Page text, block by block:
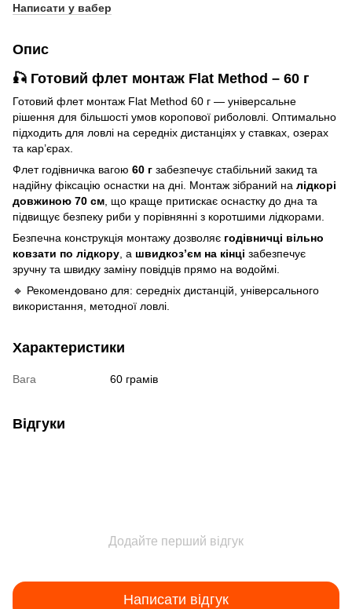
Написати у вабер
Опис
🎣 Готовий флет монтаж Flat Method – 60 г
Готовий флет монтаж Flat Method 60 г — універсальне
рішення для більшості умов коропової риболовлі. Оптимально
підходить для ловлі на середніх дистанціях у ставках, озерах
та кар’єрах.
Флет годівничка вагою 60 г забезпечує стабільний закид та
надійну фіксацію оснастки на дні. Монтаж зібраний на лідкорі
довжиною 70 см , що краще притискає оснастку до дна та
підвищує безпеку риби у порівнянні з коротшими лідкорами.
Безпечна конструкція монтажу дозволяє годівничці вільно
ковзати по лідкору , а швидкоз’єм на кінці забезпечує
зручну та швидку заміну повідців прямо на водоймі.
🔹 Рекомендовано для: середніх дистанцій, універсального
використання, методної ловлі.
Характеристики
Вага 60 грамів
Відгуки
Додайте перший відгук
Написати відгук